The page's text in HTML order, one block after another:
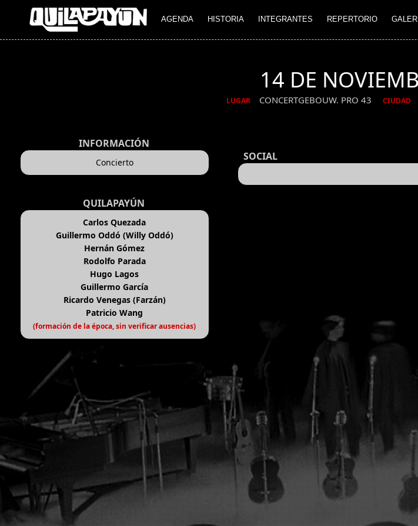
AGENDA HISTORIA INTEGRANTES REPERTORIO
14 DE
LUGAR CONCERTGEBOUW. PRO 43 CIUDAD
INFORMACIÓN
Concierto
QUILAPAYÚN
Carlos Quezada
Guillermo Oddó (Willy Oddó)
Hernán Gómez
Rodolfo Parada
Hugo Lagos
Guillermo García
Ricardo Venegas (Farzán)
Patricio Wang
(formación de la época, sin verificar ausencias)
SOCIAL